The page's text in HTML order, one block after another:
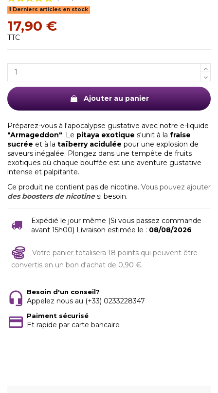
Derniers articles en stock
17,90 €
TTC
Ajouter au panier
Préparez-vous à l'apocalypse gustative avec notre e-liquide
"Armageddon". Le pitaya exotique s'unit à la fraise
sucrée et à la taïberry acidulée pour une explosion de
saveurs inégalée. Plongez dans une tempête de fruits
exotiques où chaque bouffée est une aventure gustative
intense et palpitante.
Ce produit ne contient pas de nicotine. Vous pouvez ajouter
des boosters de nicotine si besoin.
Expédié le jour même (Si vous passez commande
avant 15h00) Livraison estimée le : 08/08/2026
Votre panier totalisera 18 points qui peuvent être
convertis en un bon d'achat de 0,90 €.
Besoin d'un conseil?
Appelez nous au (+33) 0233228347
Paiment sécurisé
Et rapide par carte bancaire